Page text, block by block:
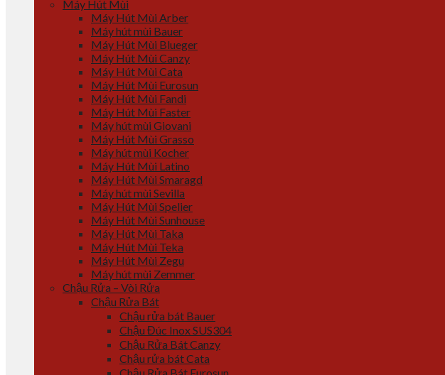
Máy Hút Mùi
Máy Hút Mùi Arber
Máy hút mùi Bauer
Máy Hút Mùi Blueger
Máy Hút Mùi Canzy
Máy Hút Mùi Cata
Máy Hút Mùi Eurosun
Máy Hút Mùi Fandi
Máy Hút Mùi Faster
Máy hút mùi Giovani
Máy Hút Mùi Grasso
Máy hút mùi Kocher
Máy Hút Mùi Latino
Máy Hút Mùi Smaragd
Máy hút mùi Sevilla
Máy Hút Mùi Spelier
Máy Hút Mùi Sunhouse
Máy Hút Mùi Taka
Máy Hút Mùi Teka
Máy Hút Mùi Zegu
Máy hút mùi Zemmer
Chậu Rửa – Vòi Rửa
Chậu Rửa Bát
Chậu rửa bát Bauer
Chậu Đúc Inox SUS304
Chậu Rửa Bát Canzy
Chậu rửa bát Cata